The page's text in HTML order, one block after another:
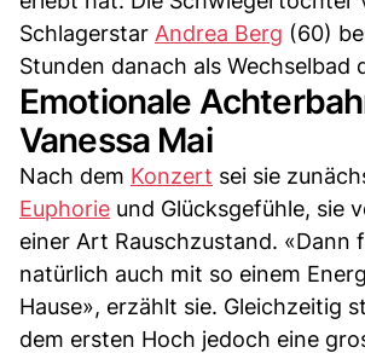
Schlagerstar Andrea Berg (60)
Stunden danach als Wechselbad
Emotionale
Vanessa Mai
Nach dem Konzert sei sie
Euphorie und Glücksgefühle, sie
einer Art Rauschzustand. «Dann
natürlich auch mit so einem
Hause», erzählt sie. Gleichzeitig
dem ersten Hoch jedoch eine